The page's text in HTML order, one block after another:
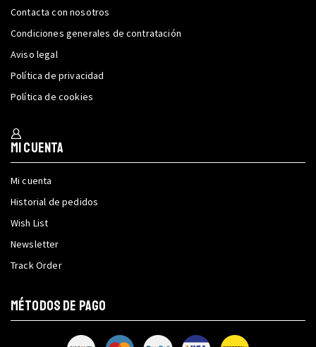
Contacta con nosotros
Condiciones generales de contratación
Aviso legal
Política de privacidad
Política de cookies
Mi cuenta
Mi cuenta
Historial de pedidos
Wish List
Newsletter
Track Order
MÉTODOS DE PAGO